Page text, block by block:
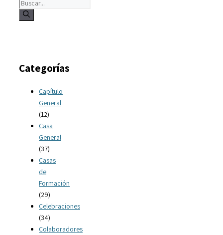
Categorías
Capítulo
General
(12)
Casa
General
(37)
Casas
de
Formación
(29)
Celebraciones
(34)
Colaboradores